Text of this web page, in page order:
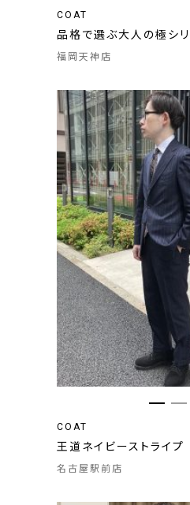
COAT
品格で選ぶ大人の極シ
福岡天神店
COAT
王道ネイビーストライプ
名古屋駅前店